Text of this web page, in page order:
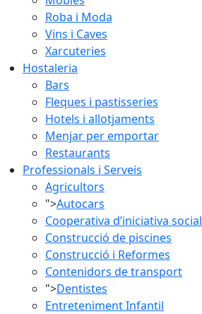
Roba i Moda
Vins i Caves
Xarcuteries
Hostaleria
Bars
Fleques i pastisseries
Hotels i allotjaments
Menjar per emportar
Restaurants
Professionals i Serveis
Agricultors
">Autocars
Cooperativa d’iniciativa social
Construcció de piscines
Construcció i Reformes
Contenidors de transport
">Dentistes
Entreteniment Infantil